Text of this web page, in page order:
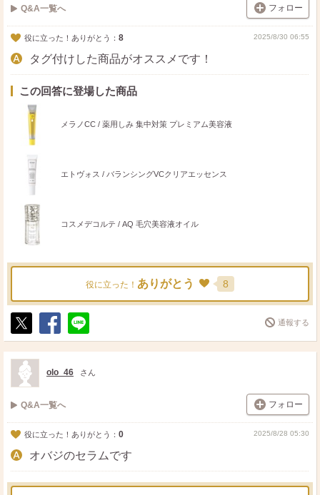
Q&A一覧へ フォロー
役に立った！ありがとう： 8 2025/8/30 06:55
タグ付けした商品がオススメです！
この回答に登場した商品
メラノCC / 薬用しみ 集中対策 プレミアム美容液
エトヴォス / バランシングVCクリアエッセンス
コスメデコルテ / AQ 毛穴美容液オイル
役に立った！ ありがとう 8
ポ
ス
ト
シ
ェ
送
る
通報する
olo_46 さん
Q&A一覧へ フォロー
役に立った！ありがとう： 0 2025/8/28 05:30
オバジのセラムです